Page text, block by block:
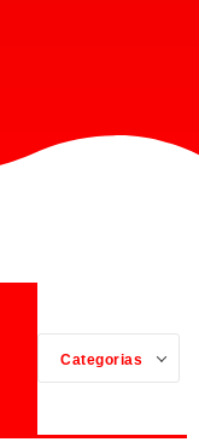
Categorias